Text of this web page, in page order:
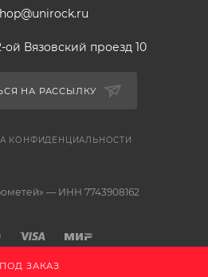
ПОД ЗАКАЗ
ой Вязовский проезд 10
НА РАССЫЛКУ
КОНФИДЕНЦИАЛЬНОСТИ
— ИНН 7743908162